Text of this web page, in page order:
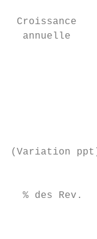
Croissance
  annuelle
(Variation
  % des Rev.